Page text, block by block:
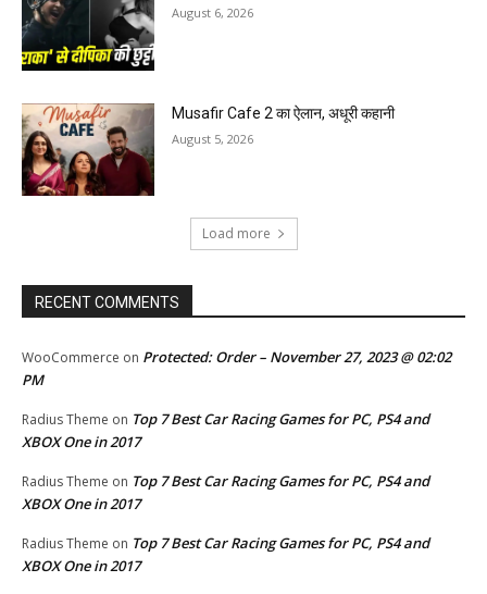
August 6, 2026
Musafir Cafe 2 का ऐलान, अधूरी कहानी
August 5, 2026
Load more
RECENT COMMENTS
WooCommerce on Protected: Order – November 27, 2023 @ 02:02
PM
Radius Theme on Top 7 Best Car Racing Games for PC, PS4 and
XBOX One in 2017
Radius Theme on Top 7 Best Car Racing Games for PC, PS4 and
XBOX One in 2017
Radius Theme on Top 7 Best Car Racing Games for PC, PS4 and
XBOX One in 2017